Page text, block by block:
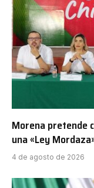
Morena pretende
una «Ley
4 de agosto de 2026